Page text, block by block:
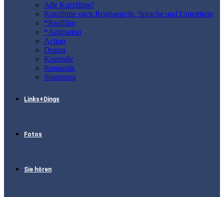
Alle Kurzfilme!
Kurzfilme nach Regisseur/in, Sprache und Untertiteln
*Realfilm
*Animation
Action
Drama
Komödie
Romantik
Spannung
Links+Dings
Fotos
Sie hören